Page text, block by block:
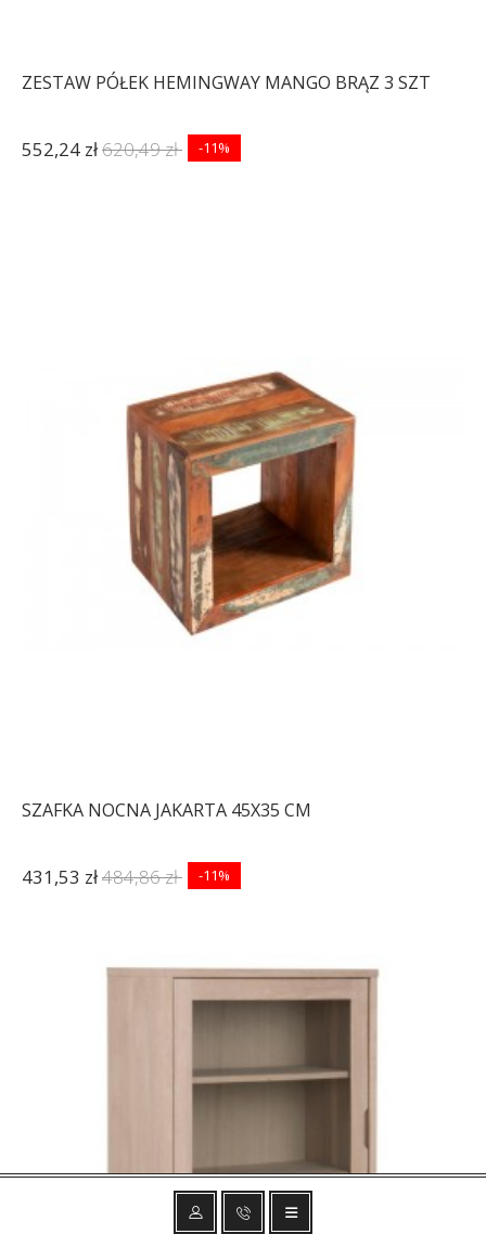
ZESTAW PÓŁEK HEMINGWAY MANGO BRĄZ 3 SZT
552,24 zł620,49 zł -11%
SZAFKA NOCNA JAKARTA 45X35 CM
431,53 zł484,86 zł -11%